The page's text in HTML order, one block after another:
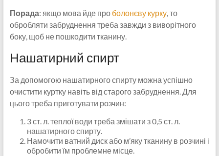
Порада: якщо мова йде про болонєву курку, то
обробляти забруднення треба завжди з виворітного
боку, щоб не пошкодити тканину.
Нашатирний спирт
За допомогою нашатирного спирту можна успішно
очистити куртку навіть від старого забруднення. Для
цього треба приготувати розчин:
3 ст. л. теплої води треба змішати з 0,5 ст. л.
нашатирного спирту.
Намочити ватний диск або м’яку тканину в розчині і
обробити їм проблемне місце.